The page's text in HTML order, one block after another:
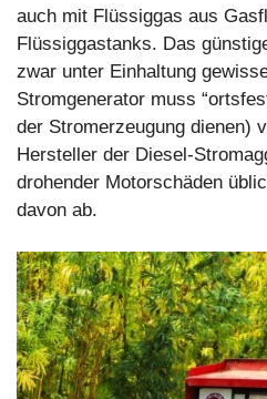
auch mit Flüssiggas aus
Flüssiggastanks. Das
zwar unter Einhaltung
Stromgenerator muss
der Stromerzeugung dienen)
Hersteller der Diesel-
drohender Motorschäden
davon ab.